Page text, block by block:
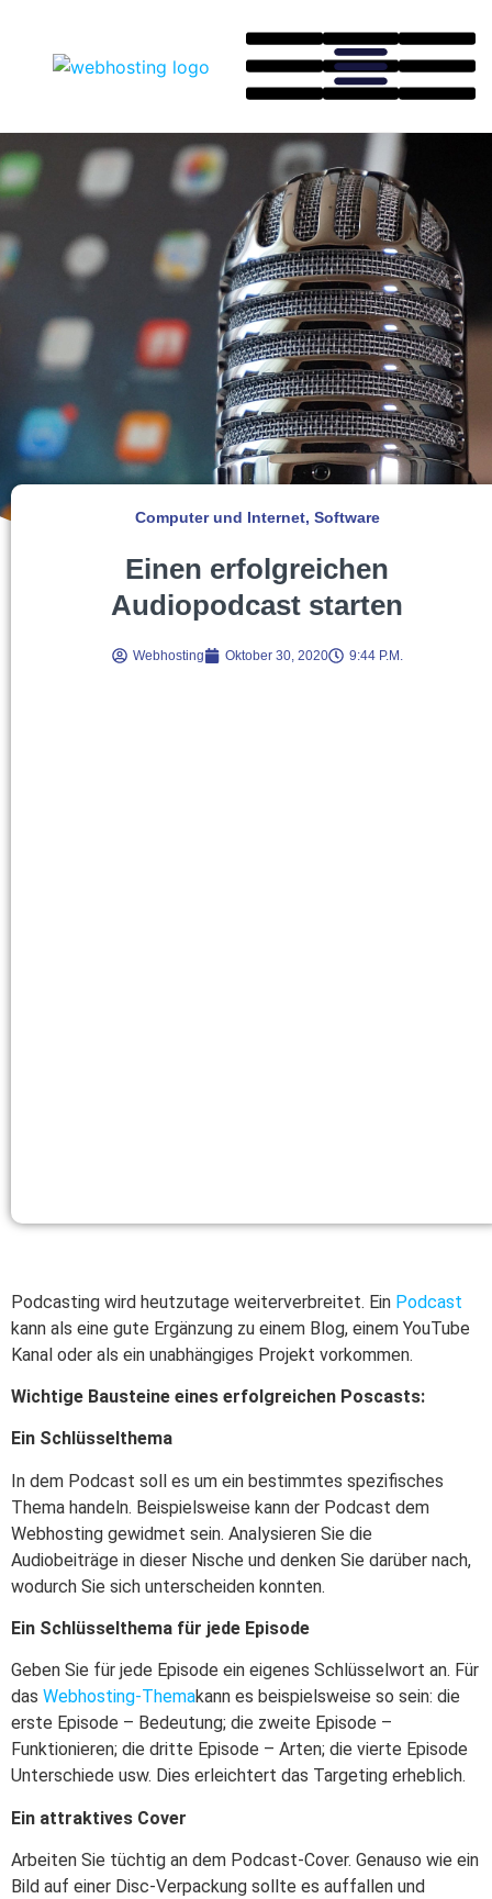
Computer und Internet, Software
Einen erfolgreichen
Audiopodcast starten
Webhosting Oktober 30, 2020 9:44 P.m.
Podcasting wird heutzutage weiterverbreitet. Ein Podcast
kann als eine gute Ergänzung zu einem Blog, einem YouTube
Kanal oder als ein unabhängiges Projekt vorkommen.
Wichtige Bausteine eines erfolgreichen Poscasts:
Ein Schlüsselthema
In dem Podcast soll es um ein bestimmtes spezifisches
Thema handeln. Beispielsweise kann der Podcast dem
Webhosting gewidmet sein. Analysieren Sie die
Audiobeiträge in dieser Nische und denken Sie darüber nach,
wodurch Sie sich unterscheiden konnten.
Ein Schlüsselthema für jede Episode
Geben Sie für jede Episode ein eigenes Schlüsselwort an. Für
das Webhosting-Themakann es beispielsweise so sein: die
erste Episode – Bedeutung; die zweite Episode –
Funktionieren; die dritte Episode – Arten; die vierte Episode
Unterschiede usw. Dies erleichtert das Targeting erheblich.
Ein attraktives Cover
Arbeiten Sie tüchtig an dem Podcast-Cover. Genauso wie ein
Bild auf einer Disc-Verpackung sollte es auffallen und